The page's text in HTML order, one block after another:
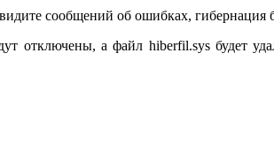
сообщений об ошибках, гибернация
отключены, а файл hiberfil.sys будет